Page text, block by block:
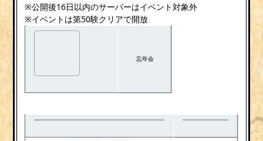
※公開後16日以内のサーバーはイベント対象外
※イベントは第50験クリアで開放
忘年会